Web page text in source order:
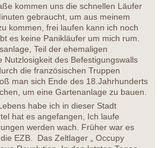
kommen uns die schnellen Läufer
gebraucht, um aus meinem
kommen, frei laufen kann ich noch
es keine Panikläufer um mich rum.
Teil der ehemaligen
Nutzlosigkeit des Befestigungswalls
die französischen Truppen
man sich Ende des 18.Jahrhunderts
um eine Gartenanlage zu bauen.
habe ich in dieser Stadt
hat es angefangen, Ich laufe
werden wach. Früher war es
EZB. Das Zeltlager „ Occupy